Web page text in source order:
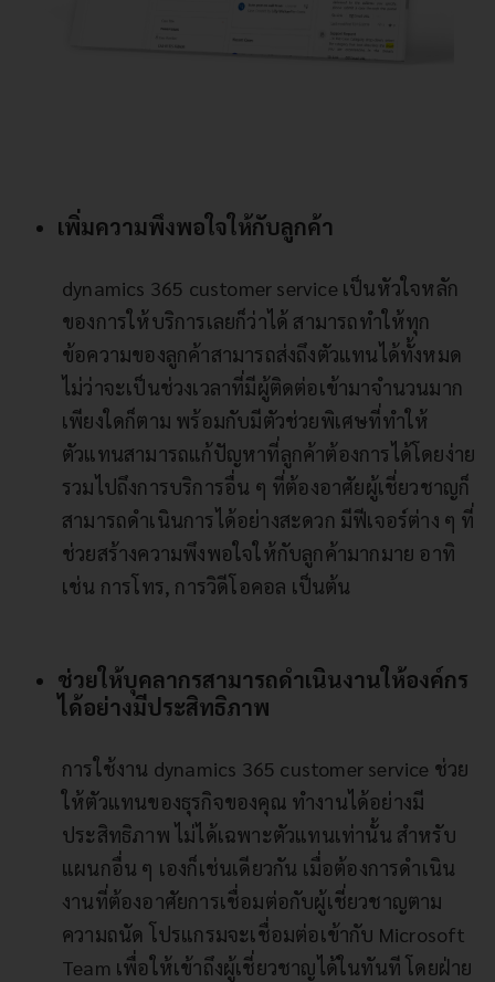
เพิ่มความพึงพอใจให้กับลูกค้า
dynamics 365 customer service เป็นหัวใจหลัก
ของการให้บริการเลยก็ว่าได้ สามารถทำให้ทุก
ข้อความของลูกค้าสามารถส่งถึงตัวแทนได้ทั้งหมด
ไม่ว่าจะเป็นช่วงเวลาที่มีผู้ติดต่อเข้ามาจำนวนมาก
เพียงใดก็ตาม พร้อมกับมีตัวช่วยพิเศษที่ทำให้
ตัวแทนสามารถแก้ปัญหาที่ลูกค้าต้องการได้โดยง่าย
รวมไปถึงการบริการอื่น ๆ ที่ต้องอาศัยผู้เชี่ยวชาญก็
สามารถดำเนินการได้อย่างสะดวก มีฟีเจอร์ต่าง ๆ ที่
ช่วยสร้างความพึงพอใจให้กับลูกค้ามากมาย อาทิ
เช่น การโทร, การวิดีโอคอล เป็นต้น
ช่วยให้บุคลากรสามารถดำเนินงานให้องค์กร
ได้อย่างมีประสิทธิภาพ
การใช้งาน dynamics 365 customer service ช่วย
ให้ตัวแทนของธุรกิจของคุณ ทำงานได้อย่างมี
ประสิทธิภาพ ไม่ได้เฉพาะตัวแทนเท่านั้น สำหรับ
แผนกอื่น ๆ เองก็เช่นเดียวกัน เมื่อต้องการดำเนิน
งานที่ต้องอาศัยการเชื่อมต่อกับผู้เชี่ยวชาญตาม
ความถนัด โปรแกรมจะเชื่อมต่อเข้ากับ Microsoft
Team เพื่อให้เข้าถึงผู้เชี่ยวชาญได้ในทันที โดยฝ่าย